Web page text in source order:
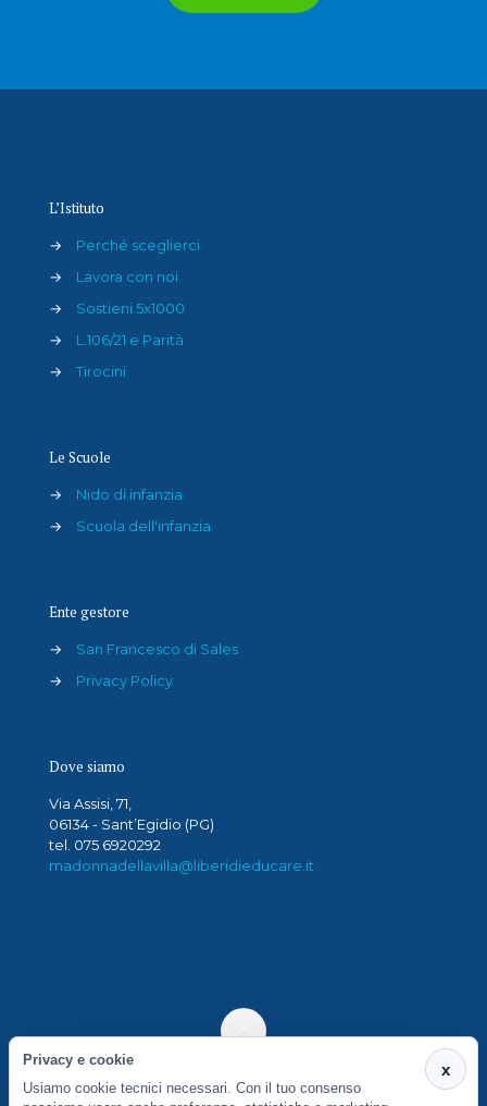
L’Istituto
→
Perché sceglierci
→
Lavora con noi
→
Sostieni 5x1000
→
L.106/21 e Parità
→
Tirocini
Le Scuole
→
Nido di infanzia
→
Scuola dell'infanzia
Ente gestore
→
San Francesco di Sales
→
Privacy Policy
Dove siamo
Via Assisi, 71,
06134 - Sant’Egidio (PG)
tel. 075 6920292
madonnadellavilla@liberidieducare.it
San Francesco di Sales Società Cooperativa Sociale -
Via Cacciatori del Tevere, 6 - 06012 Città di Castello
x
Privacy e cookie
Usiamo cookie tecnici necessari. Con il tuo consenso